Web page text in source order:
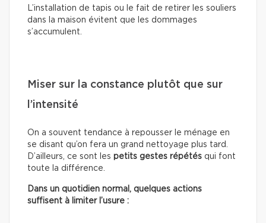
L’installation de tapis ou le fait de retirer les souliers
dans la maison évitent que les dommages
s’accumulent.
Miser sur la constance plutôt que sur
l’intensité
On a souvent tendance à repousser le ménage en
se disant qu’on fera un grand nettoyage plus tard.
D’ailleurs, ce sont les petits gestes répétés qui font
toute la différence.
Dans un quotidien normal, quelques actions
suffisent à limiter l’usure :